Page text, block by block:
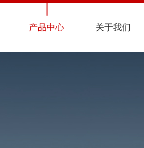
产品中心 关于我们